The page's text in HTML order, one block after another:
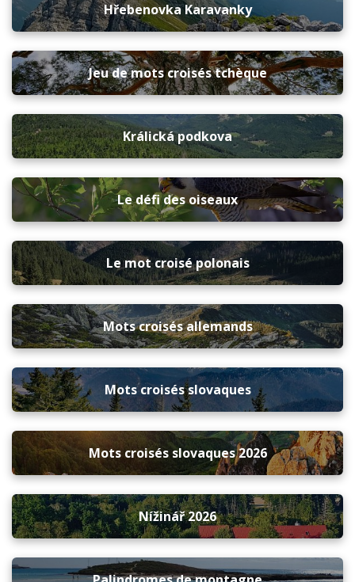
Hřebenovka Karavanky
Jeu de mots croisés tchèque
Králická podkova
Le défi des oiseaux
Le mot croisé polonais
Mots croisés allemands
Mots croisés slovaques
Mots croisés slovaques 2026
Nížinář 2026